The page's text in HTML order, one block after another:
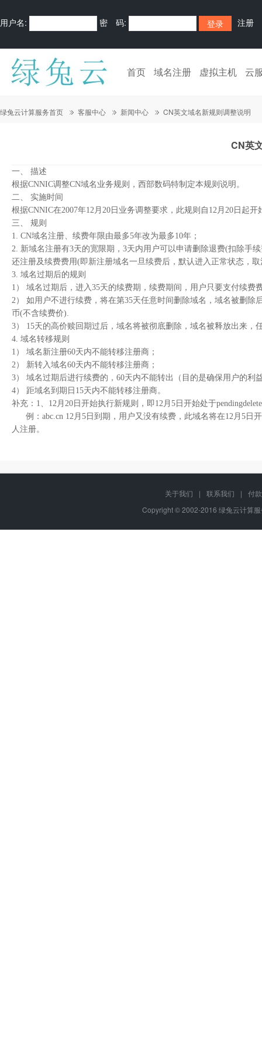
用户名: 密 码: 注册
首页 域名注册 虚拟主机 云
绿兔云计算服务首页 客服中心 新闻中心 CN英文域名新规则调整说明
CN英
一、 描述
根据CNNIC调整CN域名业务规则，西部数码特制定本规则说明。
二、 实施时间
根据CNNIC在2007年12月20日业务调整要求，此规则自12月20日起
三、 规则
1. CN域名注册、续费年限由最多5年改为最多10年；
2. 新域名注册有3天的宽限期，3天内用户可以申请删除退费(扣除手
还注册及续费费用(即新注册域名一旦续费后，默认进入正常状态，
3. 域名过期后的规则
1） 域名过期后，进入35天的续费期，续费期间，用户只要支付续费
2） 如用户不进行续费，将在第35天任意时间删除域名，域名被删
币(不含续费价).
3） 15天的高价赎回期过后，域名将被彻底删除，域名被释放出来，
4. 域名转移规则
1） 域名新注册60天内不能转移注册商；
2） 新转入域名60天内不能转移注册商；
3） 域名过期后进行续费的，60天内不能转出（目的是确保用户的利
4） 距域名到期日15天内不能转移注册商。
补充：1、12月20日开始执行新规则，即12月5日开始处于
例：abc.cn 12月5日到期，用户又没有续费，此域名将在12月5日
人注册。
关于我们 | 联系我们 |
付
Copyright © 2002-2016 绿兔云计算